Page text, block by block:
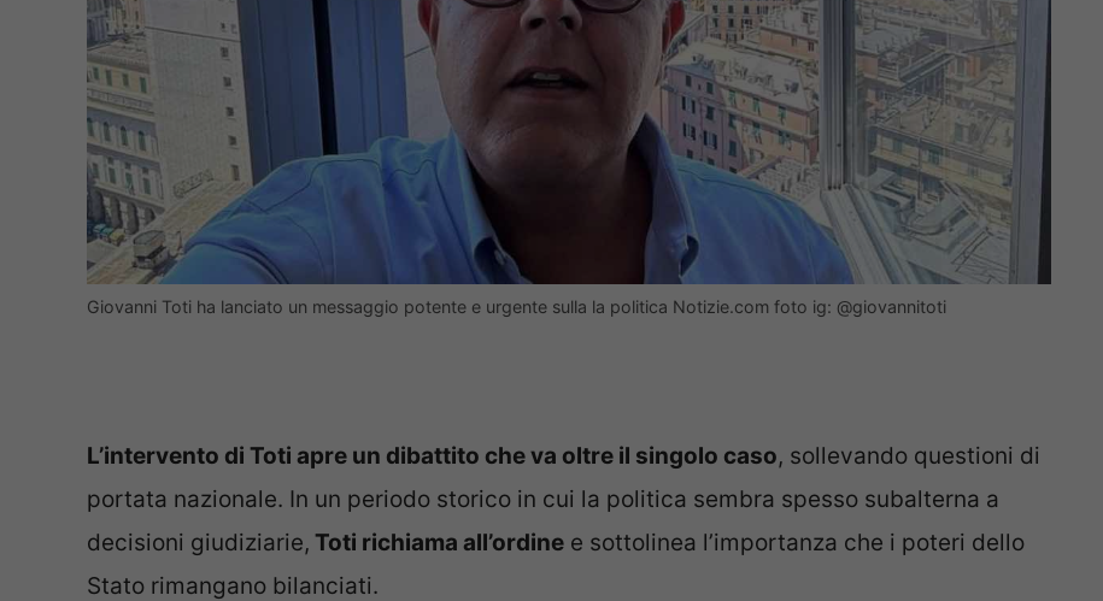
Giovanni Toti ha lanciato un messaggio potente e urgente sulla la politica Notizie.com foto ig: @giovannitoti
L’intervento di Toti apre un dibattito che va oltre il singolo caso, sollevando questioni di
portata nazionale. In un periodo storico in cui la politica sembra spesso subalterna a
decisioni giudiziarie, Toti richiama all’ordine e sottolinea l’importanza che i poteri dello
Stato rimangano bilanciati.